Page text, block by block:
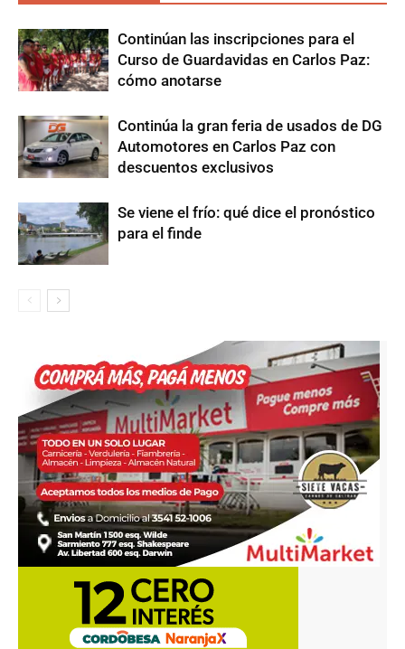
Continúan las inscripciones para el
Curso de Guardavidas en Carlos Paz:
cómo anotarse
Continúa la gran feria de usados de DG
Automotores en Carlos Paz con
descuentos exclusivos
Se viene el frío: qué dice el pronóstico
para el finde